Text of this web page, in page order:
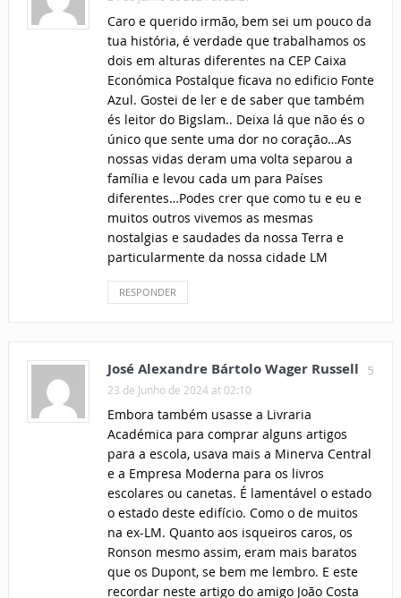
Caro e querido irmão, bem sei um pouco da
tua história, é verdade que trabalhamos os
dois em alturas diferentes na CEP Caixa
Económica Postalque ficava no edificio Fonte
Azul. Gostei de ler e de saber que também
és leitor do Bigslam.. Deixa lá que não és o
único que sente uma dor no coração…As
nossas vidas deram uma volta separou a
família e levou cada um para Países
diferentes…Podes crer que como tu e eu e
muitos outros vivemos as mesmas
nostalgias e saudades da nossa Terra e
particularmente da nossa cidade LM
RESPONDER
5
José Alexandre Bártolo Wager Russell
23 de Junho de 2024 at 02:10
Embora também usasse a Livraria
Académica para comprar alguns artigos
para a escola, usava mais a Minerva Central
e a Empresa Moderna para os livros
escolares ou canetas. É lamentável o estado
o estado deste edifício. Como o de muitos
na ex-LM. Quanto aos isqueiros caros, os
Ronson mesmo assim, eram mais baratos
que os Dupont, se bem me lembro. E este
recordar neste artigo do amigo João Costa